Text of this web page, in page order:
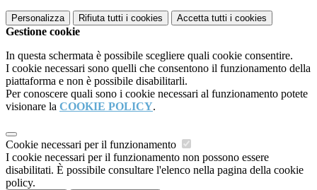
Personalizza Rifiuta tutti i cookies Accetta tutti i cookies
Gestione cookie
In questa schermata è possibile scegliere quali cookie consentire.
I cookie necessari sono quelli che consentono il funzionamento della
piattaforma e non è possibile disabilitarli.
Per conoscere quali sono i cookie necessari al funzionamento potete
visionare la COOKIE POLICY.
Cookie necessari per il funzionamento
I cookie necessari per il funzionamento non possono essere
disabilitati. È possibile consultare l'elenco nella pagina della cookie
policy.